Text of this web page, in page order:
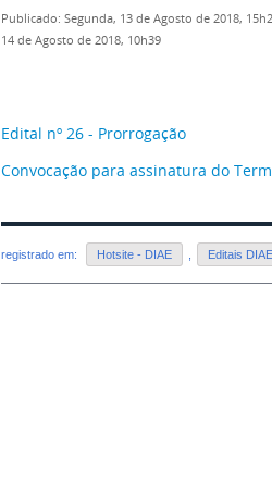
Publicado: Segunda, 13 de Agosto de 2018,
14 de Agosto de 2018, 10h39
Edital nº 26 - Prorrogação
Convocação para assinatura do
registrado em: Hotsite - DIAE Editais DIAE